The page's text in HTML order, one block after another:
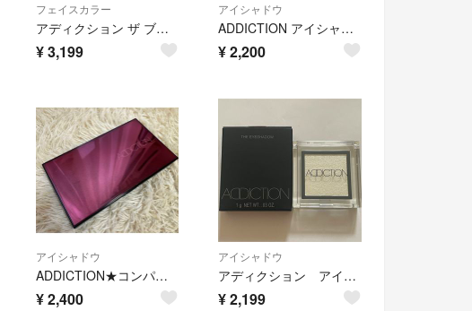
フェイスカラー
アディクション ザ ブラッシュ マット 006M Naked Veil
¥3,199
アイシャドウ
ADDICTION アイシャドウ
¥2,200
アイシャドウ
ADDICTION★コンパクトアディクション 002 パーティタッチ NARS
¥2,400
アイシャドウ
アディクション アイシャドウ 129 Rain
¥2,199